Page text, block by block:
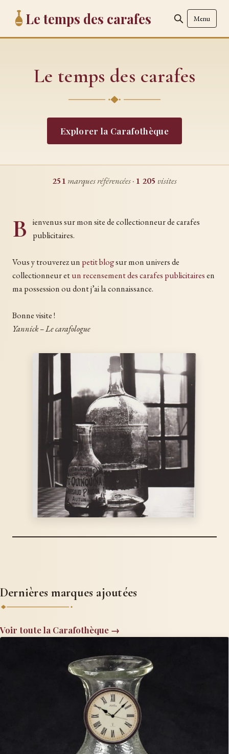
Le temps des carafes Menu
Le temps des carafes
Explorer la Carafothèque
251 marques référencées · 1 205 visites
B
ienvenus sur mon site de collectionneur de carafes
publicitaires.
Vous y trouverez un petit blogsur mon univers de
collectionneur etun recensement des carafes publicitairesen
ma possession ou dont j’ai la connaissance.
Bonne visite !
Yannick – Le carafologue
Dernières marques ajoutées
Voir toute la Carafothèque →